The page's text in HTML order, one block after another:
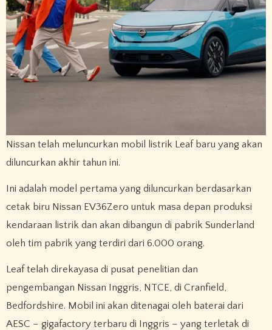
Nissan telah meluncurkan mobil listrik Leaf baru yang akan
diluncurkan akhir tahun ini.
Ini adalah model pertama yang diluncurkan berdasarkan
cetak biru Nissan EV36Zero untuk masa depan produksi
kendaraan listrik dan akan dibangun di pabrik Sunderland
oleh tim pabrik yang terdiri dari 6.000 orang.
Leaf telah direkayasa di pusat penelitian dan
pengembangan Nissan Inggris, NTCE, di Cranfield,
Bedfordshire. Mobil ini akan ditenagai oleh baterai dari
AESC – gigafactory terbaru di Inggris – yang terletak di